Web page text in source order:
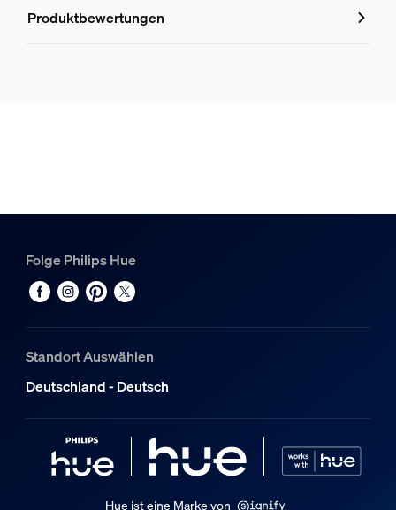
8719514407787
Nutzlebensdauer
Nennlebensdauer
25.000
Zusatzfunktion/Zubehör im
Ja
LED integriert
Lichteigenschaften
Produktbewertungen
Folge Philips Hue
Standort Auswählen
Deutschland - Deutsch
Hue ist eine Marke von